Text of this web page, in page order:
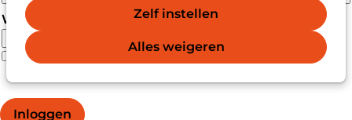
Zelf instellen
Alles weigeren
Wachtwoord
Wachtwoord weergeven
Wachtwoord vergeten?
Inloggen